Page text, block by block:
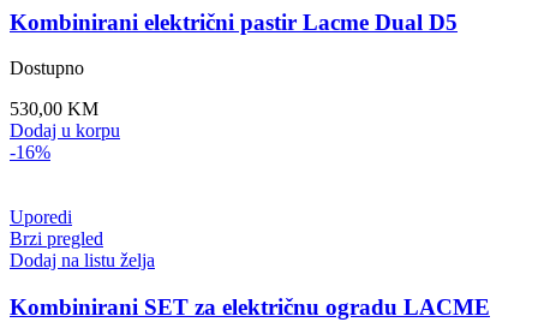
Kombinirani električni pastir Lacme Dual D5
Dostupno
530,00 KM
Dodaj u korpu
-16%
Uporedi
Brzi pregled
Dodaj na listu želja
Kombinirani SET za električnu ogradu LACME